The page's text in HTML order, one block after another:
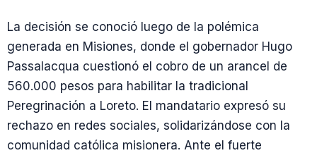
La decisión se conoció luego de la polémica
generada en Misiones, donde el gobernador Hugo
Passalacqua cuestionó el cobro de un arancel de
560.000 pesos para habilitar la tradicional
Peregrinación a Loreto. El mandatario expresó su
rechazo en redes sociales, solidarizándose con la
comunidad católica misionera. Ante el fuerte